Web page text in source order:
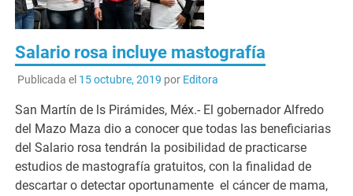
Salario rosa incluye mastografía
Publicada el 15 octubre, 2019 por Editora
San Martín de ls Pirámides, Méx.- El gobernador Alfredo
del Mazo Maza dio a conocer que todas las beneficiarias
del Salario rosa tendrán la posibilidad de practicarse
estudios de mastografía gratuitos, con la finalidad de
descartar o detectar oportunamente el cáncer de mama,